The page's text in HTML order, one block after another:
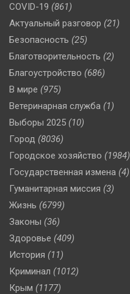
COVID-19 (861)
Актуальный разговор (21)
Безопасность (25)
Благотворительность (2)
Благоустройство (686)
В мире (975)
Ветеринарная служба (1)
Выборы 2025 (10)
Город (8036)
Городское хозяйство (1984)
Государственная измена (4)
Гуманитарная миссия (3)
Жизнь (6799)
Законы (36)
Здоровье (409)
История (11)
Криминал (1012)
Крым (1177)